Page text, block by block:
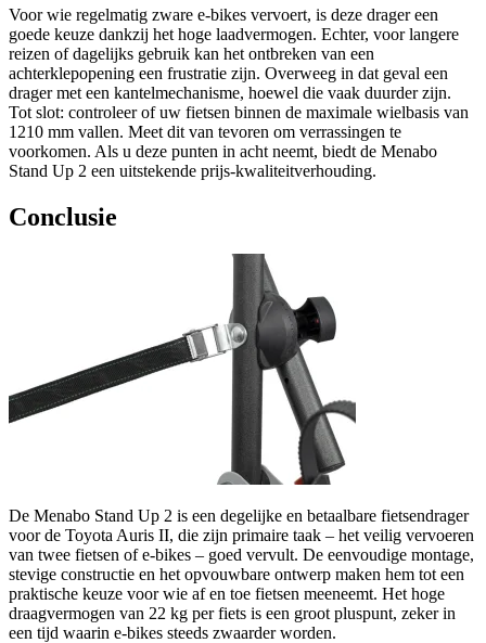
Voor wie regelmatig zware e-bikes vervoert, is deze drager een
goede keuze dankzij het hoge laadvermogen. Echter, voor langere
reizen of dagelijks gebruik kan het ontbreken van een
achterklepopening een frustratie zijn. Overweeg in dat geval een
drager met een kantelmechanisme, hoewel die vaak duurder zijn.
Tot slot: controleer of uw fietsen binnen de maximale wielbasis van
1210 mm vallen. Meet dit van tevoren om verrassingen te
voorkomen. Als u deze punten in acht neemt, biedt de Menabo
Stand Up 2 een uitstekende prijs-kwaliteitverhouding.
Conclusie
De Menabo Stand Up 2 is een degelijke en betaalbare fietsendrager
voor de Toyota Auris II, die zijn primaire taak – het veilig vervoeren
van twee fietsen of e-bikes – goed vervult. De eenvoudige montage,
stevige constructie en het opvouwbare ontwerp maken hem tot een
praktische keuze voor wie af en toe fietsen meeneemt. Het hoge
draagvermogen van 22 kg per fiets is een groot pluspunt, zeker in
een tijd waarin e-bikes steeds zwaarder worden.